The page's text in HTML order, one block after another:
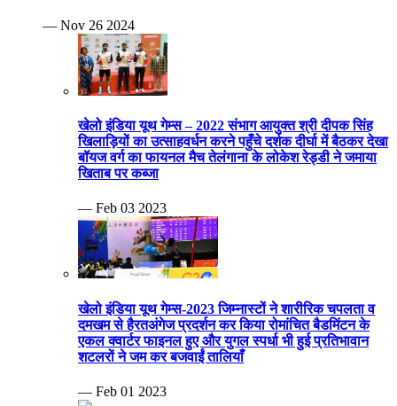
— Nov 26 2024
खेलो इंडिया यूथ गेम्स – 2022 संभाग आयुक्त श्री दीपक सिंह
खिलाड़ियों का उत्साहवर्धन करने पहुँचे दर्शक दीर्घा में बैठकर देखा
बॉयज वर्ग का फायनल मैच तेलंगाना के लोकेश रेड्डी ने जमाया
खिताब पर कब्जा
— Feb 03 2023
खेलो इंडिया यूथ गेम्स-2023 जिम्नास्टों ने शारीरिक चपलता व
दमखम से हैरतअंगेज प्रदर्शन कर किया रोमांचित बैडमिंटन के
एकल क्वार्टर फाइनल हुए और युगल स्पर्धा भी हुई प्रतिभावान
शटलरों ने जम कर बजवाईं तालियाँ
— Feb 01 2023